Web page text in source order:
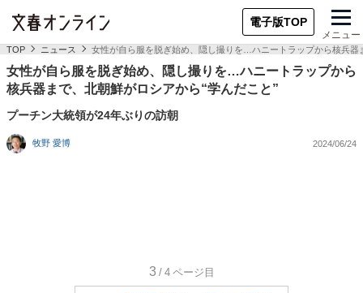
電子版TOP
メニュー
TOP ニュース 女性が自ら服を脱ぎ始め、隠し撮りを…ハニートラップから核兵器
女性が自ら服を脱ぎ始め、隠し撮りを…ハニートラップから
核兵器まで、北朝鮮がロシアから“学んだこと”
プーチン大統領が24年ぶりの訪朝
牧野 愛博 2024/06/24
3 /4 ページ目